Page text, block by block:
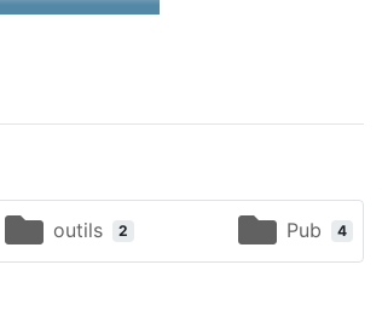
outils 2 Pub 4